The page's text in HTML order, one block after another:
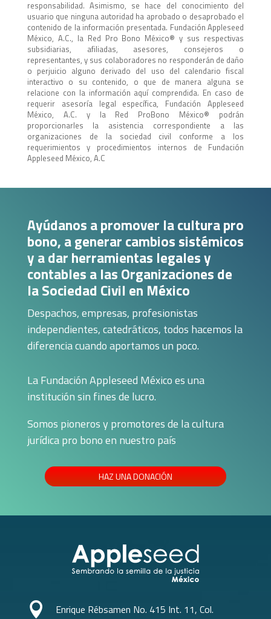
responsabilidad. Asimismo, se hace del conocimiento del
usuario que ninguna autoridad ha aprobado o desaprobado el
contenido de la información presentada. Fundación Appleseed
México, A.C., la Red Pro Bono México®️ y sus respectivas
subsidiarias, afiliadas, asesores, consejeros o
representantes, y sus colaboradores no responderán de daño
o perjuicio alguno derivado del uso del calendario fiscal
interactivo o su contenido, o que de manera alguna se
relacione con la información aquí comprendida. En caso de
requerir asesoría legal específica, Fundación Appleseed
México, A.C. y la Red ProBono México®️ podrán
proporcionarles la asistencia correspondiente a las
organizaciones de la sociedad civil conforme a los
requerimientos y procedimientos internos de Fundación
Appleseed México, A.C
Ayúdanos a promover la cultura pro
bono, a generar cambios sistémicos
y a dar herramientas legales y
contables a las Organizaciones de
la Sociedad Civil en México
Despachos, empresas, profesionistas
independientes, catedráticos, todos hacemos la
diferencia cuando aportamos un poco.
La Fundación Appleseed México es una
institución sin fines de lucro.
Somos pioneros y promotores de la cultura
jurídica pro bono en nuestro país
HAZ UNA DONACIÓN

Enrique Rébsamen No. 415 Int. 11, Col.